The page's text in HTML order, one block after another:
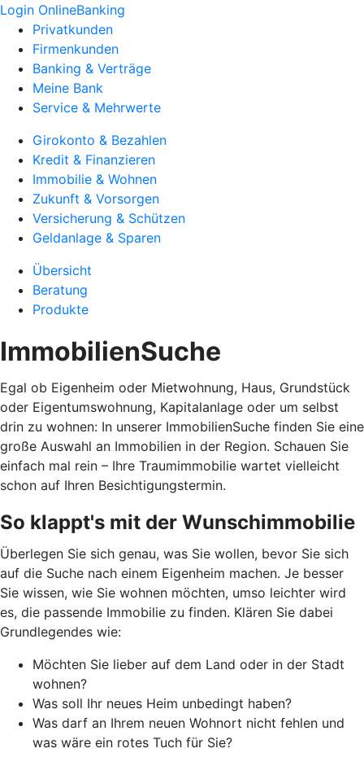
Login OnlineBanking
Privatkunden
Firmenkunden
Banking & Verträge
Meine Bank
Service & Mehrwerte
Girokonto & Bezahlen
Kredit & Finanzieren
Immobilie & Wohnen
Zukunft & Vorsorgen
Versicherung & Schützen
Geldanlage & Sparen
Übersicht
Beratung
Produkte
ImmobilienSuche
Egal ob Eigenheim oder Mietwohnung, Haus, Grundstück
oder Eigentumswohnung, Kapitalanlage oder um selbst
drin zu wohnen: In unserer ImmobilienSuche finden Sie eine
große Auswahl an Immobilien in der Region. Schauen Sie
einfach mal rein – Ihre Traumimmobilie wartet vielleicht
schon auf Ihren Besichtigungstermin.
So klappt's mit der Wunschimmobilie
Überlegen Sie sich genau, was Sie wollen, bevor Sie sich
auf die Suche nach einem Eigenheim machen. Je besser
Sie wissen, wie Sie wohnen möchten, umso leichter wird
es, die passende Immobilie zu finden. Klären Sie dabei
Grundlegendes wie:
Möchten Sie lieber auf dem Land oder in der Stadt
wohnen?
Was soll Ihr neues Heim unbedingt haben?
Was darf an Ihrem neuen Wohnort nicht fehlen und
was wäre ein rotes Tuch für Sie?